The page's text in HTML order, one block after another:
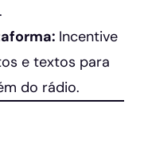
Incentive
e textos para
do rádio.